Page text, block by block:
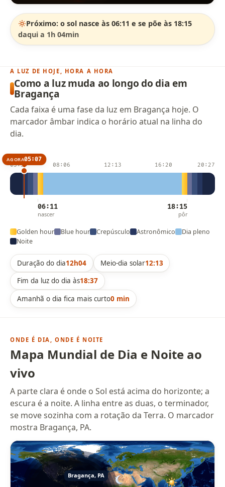
Próximo: o sol nasce às 06:11 e se põe às 18:15
daqui a 1h 04min
A LUZ DE HOJE, HORA A HORA
Como a luz muda ao longo do dia em
Bragança
Cada faixa é uma fase da luz em Bragança hoje. O
marcador âmbar indica o horário atual na linha do
dia.
03:59 08:06 12:13 16:20 20:27
AGORA05:07
06:11
nascer
18:15
pôr
Golden hour Blue hour Crepúsculo Astronômico
Dia pleno
Noite
Duração do dia12h04 Meio-dia solar12:13
Fim da luz do dia às18:37
Amanhã o dia fica mais curto0 min
ONDE É DIA, ONDE É NOITE
Mapa Mundial de Dia e Noite ao
vivo
A parte clara é onde o Sol está acima do horizonte; a
escura é a noite. A linha entre as duas, o terminador,
se move sozinha com a rotação da Terra. O marcador
mostra Bragança, PA.